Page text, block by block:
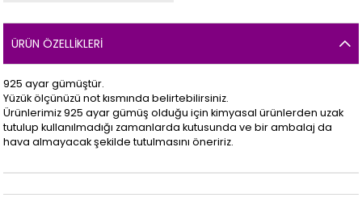
ÜRÜN ÖZELLIKLERI
925 ayar gümüştür.
Yüzük ölçünüzü not kısmında belirtebilirsiniz.
Ürünlerimiz 925 ayar gümüş olduğu için kimyasal ürünlerden uzak
tutulup kullanılmadığı zamanlarda kutusunda ve bir ambalaj da
hava almayacak şekilde tutulmasını öneririz.